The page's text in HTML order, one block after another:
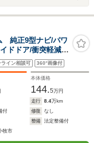
純正9型ナビ/パワ
ドドア/衝突軽減ブ
ール/レーンキープ
ライン相談可 360°画像付
本体価格
144.5万円
走行 8.4万km
付 修復
なし
整備
法定整備付
牧市